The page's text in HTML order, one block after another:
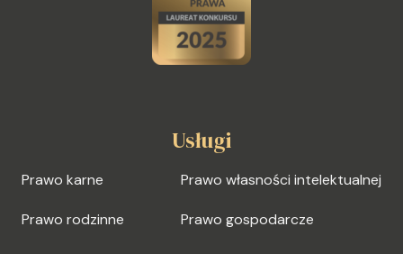
Usługi
Prawo karne
Prawo rodzinne
Prawo własności intelektualnej
Prawo gospodarcze